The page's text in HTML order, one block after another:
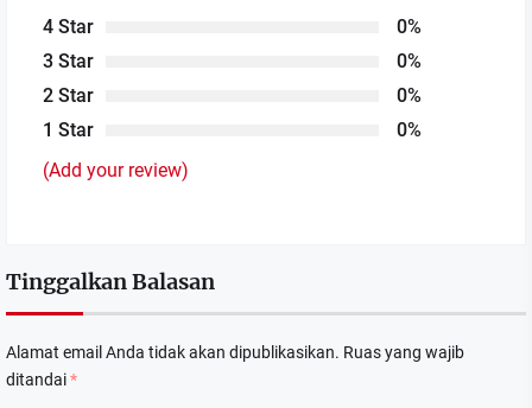
4 Star
0%
3 Star
0%
2 Star
0%
1 Star
0%
(Add your review)
Tinggalkan Balasan
Alamat email Anda tidak akan dipublikasikan. Ruas yang wajib
ditandai*